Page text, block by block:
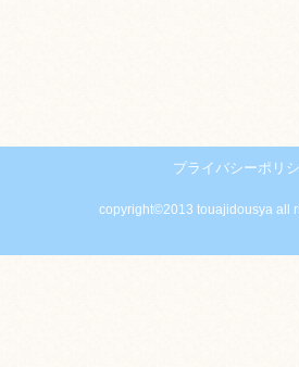
プライバシーポリ
copyright©2013 touajidousya all